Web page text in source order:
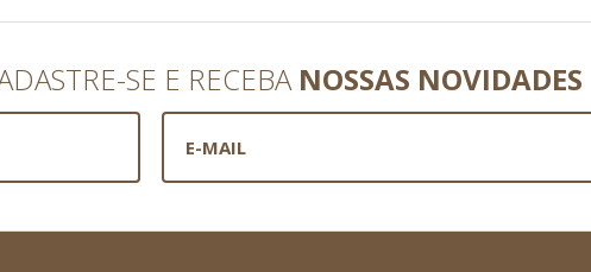
SE E RECEBA NOSSAS NOVIDADES